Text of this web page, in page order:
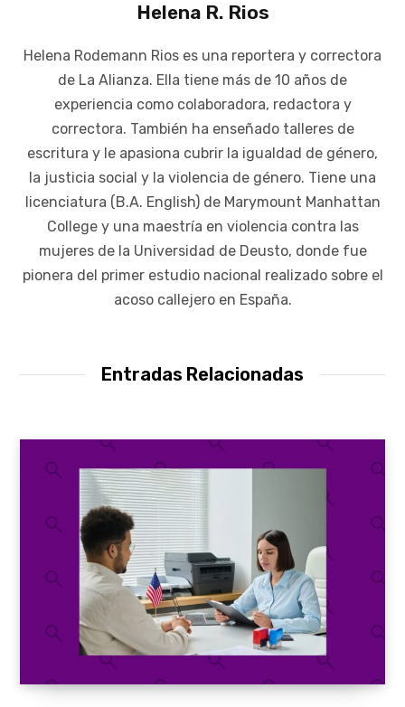
Helena R. Rios
Helena Rodemann Rios es una reportera y correctora
de La Alianza. Ella tiene más de 10 años de
experiencia como colaboradora, redactora y
correctora. También ha enseñado talleres de
escritura y le apasiona cubrir la igualdad de género,
la justicia social y la violencia de género. Tiene una
licenciatura (B.A. English) de Marymount Manhattan
College y una maestría en violencia contra las
mujeres de la Universidad de Deusto, donde fue
pionera del primer estudio nacional realizado sobre el
acoso callejero en España.
Entradas Relacionadas